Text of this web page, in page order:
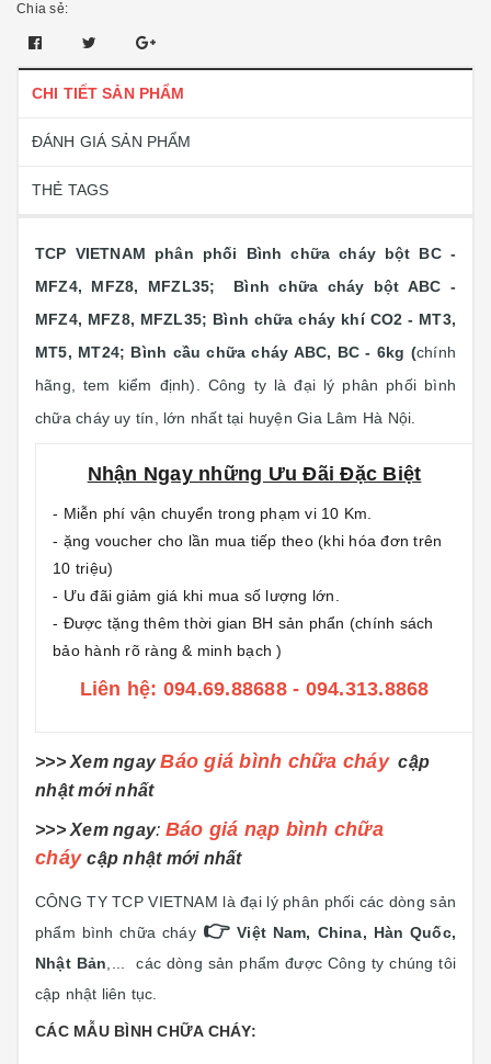
Chia sẻ:
CHI TIẾT SẢN PHẨM
ĐÁNH GIÁ SẢN PHẨM
THẺ TAGS
TCP VIETNAM phân phối Bình chữa cháy bột BC -
MFZ4, MFZ8, MFZL35; Bình chữa cháy bột ABC -
MFZ4, MFZ8, MFZL35; Bình chữa cháy khí CO2 - MT3,
MT5, MT24; Bình cầu chữa cháy ABC, BC - 6kg (chính
hãng, tem kiểm định). Công ty là đại lý phân phối bình
chữa cháy uy tín, lớn nhất tại huyện Gia Lâm Hà Nội.
Nhận Ngay những Ưu Đãi Đặc Biệt
- Miễn phí vận chuyển trong phạm vi 10 Km.
- ặng voucher cho lần mua tiếp theo (khi hóa đơn trên
10 triệu)
- Ưu đãi giảm giá khi mua số lượng lớn.
- Được tặng thêm thời gian BH sản phẩn (chính sách
bảo hành rõ ràng & minh bạch )
Liên hệ: 094.69.88688 - 094.313.8868
>>> Xem ngay Báo giá bình chữa cháy cập
nhật mới nhất
>>> Xem ngay: Báo giá nạp bình chữa
cháycập nhật mới nhất
CÔNG TY TCP VIETNAM là đại lý phân phối các dòng sản
phẩm bình chữa cháy 👉 Việt Nam, China, Hàn Quốc,
Nhật Bản ,... các dòng sản phẩm được Công ty chúng tôi
cập nhật liên tục.
CÁC MẪU BÌNH CHỮA CHÁY: